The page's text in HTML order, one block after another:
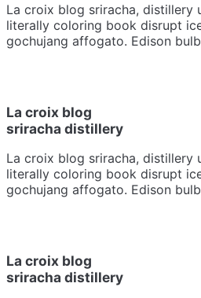
La croix blog sriracha, distillery
literally coloring book disrupt
gochujang affogato. Edison
La croix blog
sriracha distillery
La croix blog sriracha, distillery
literally coloring book disrupt
gochujang affogato. Edison
La croix blog
sriracha distillery